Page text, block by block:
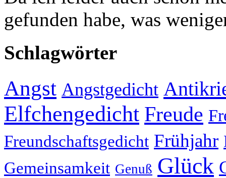
gefunden habe, was
Schlagwörter
Angst Angstgedicht
Elfchengedicht Freude
Freundschaftsgedicht Frühjahr
Gemeinsamkeit Genuß Glück